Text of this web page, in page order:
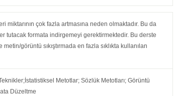
miktarının çok fazla artmasına neden olmaktadır. Bu da
tutacak formata indirgemeyi gerektirmektedir. Bu derste
metin/görüntü sıkıştırmada en fazla sıklıkta kullanılan
Metotlar; Sözlük Metotları; Görüntü
Düzeltme